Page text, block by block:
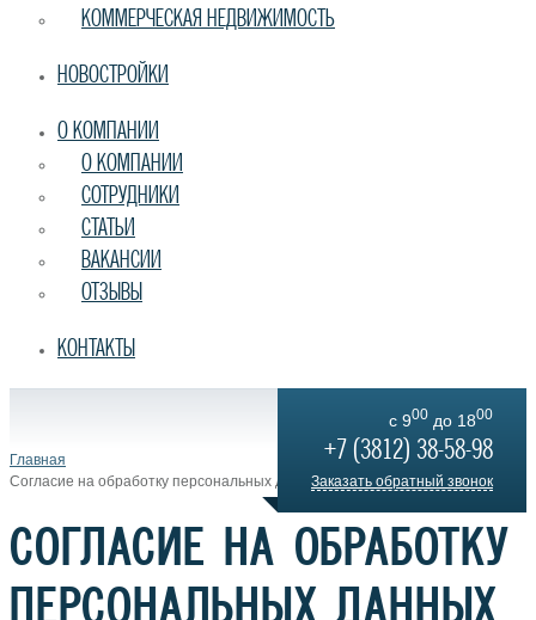
КОММЕРЧЕСКАЯ НЕДВИЖИМОСТЬ
НОВОСТРОЙКИ
О КОМПАНИИ
О КОМПАНИИ
СОТРУДНИКИ
СТАТЬИ
ВАКАНСИИ
ОТЗЫВЫ
КОНТАКТЫ
c 900 до 1800
+7 (3812) 38-58-98
Заказать обратный звонок
Главная
Согласие на обработку персональных данныx
СОГЛАСИЕ НА ОБРАБОТКУ
ПЕРСОНАЛЬНЫХ ДАННЫX